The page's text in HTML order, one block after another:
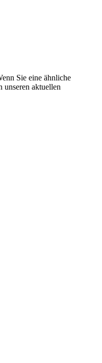
Sie eine ähnliche
unseren aktuellen